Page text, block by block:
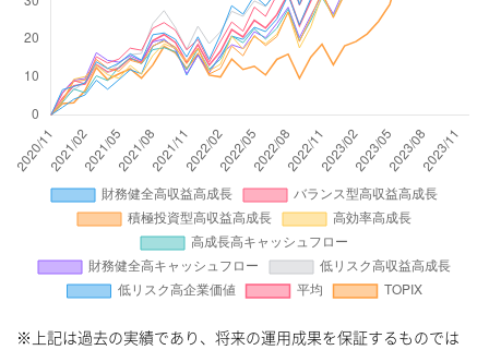
※上記は過去の実績であり、将来の運用成果を保証するものでは